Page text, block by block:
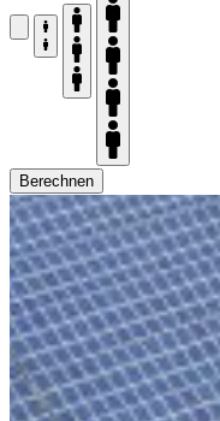
Berechnen